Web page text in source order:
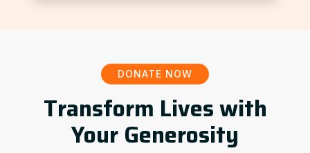
DONATE NOW
Transform Lives with
Your Generosity